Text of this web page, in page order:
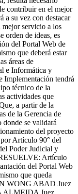
contribuir en el mejor
a su vez con destacar
servicio a los
orden de ideas, es
del Portal Web de
que deberá estar
áreas de
e Informática y
Implementación tendrá
técnico de la
actividades que
a partir de la
de la Gerencia de
se validará
del proyecto
Artículo 90° del
Poder Judicial y
RESUELVE: Artículo
del Portal Web
que queda
WONG ABAD Juez